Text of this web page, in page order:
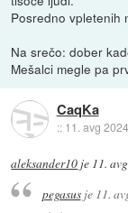
Posredno vpletenih
Na srečo: dober
Mešalci megle pa
CaqKa
:: 11. avg
aleksander10 je 11.
pegasusje 11.